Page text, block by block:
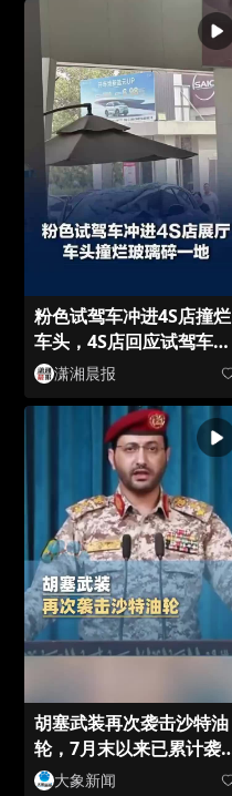
粉色试驾车冲进4S店撞烂
车头，4S店回应试驾车冲
进展厅撞碎玻璃：已报保
潇湘晨报
胡塞武装再次袭击沙特油
轮，7月末以来已累计袭
击8艘沙特油轮
大象新闻